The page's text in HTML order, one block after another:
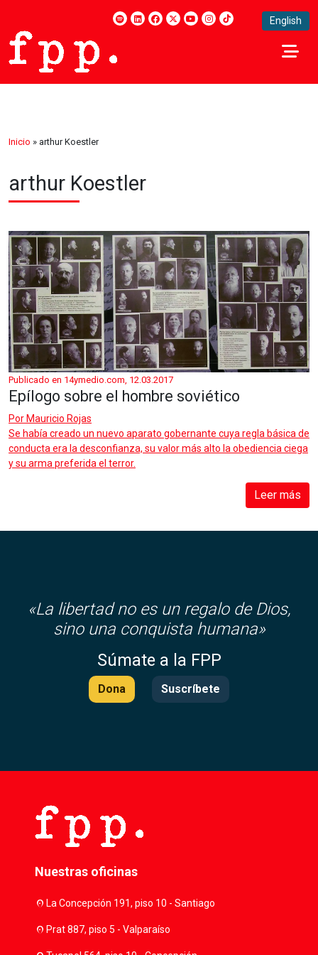
English
Inicio » arthur Koestler
arthur Koestler
Publicado en 14ymedio.com, 12.03.2017
Epílogo sobre el hombre soviético
Por Mauricio Rojas
Se había creado un nuevo aparato gobernante cuya regla básica de
conducta era la desconfianza, su valor más alto la obediencia ciega
y su arma preferida el terror.
Leer más
«La libertad no es un regalo de Dios,
sino una conquista humana»
Súmate a la FPP
Dona Suscríbete
Nuestras oficinas
location_onLa Concepción 191, piso 10 - Santiago
location_onPrat 887, piso 5 - Valparaíso